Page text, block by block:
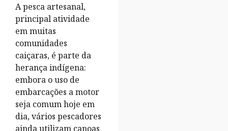
A pesca artesanal,
principal atividade
em muitas
comunidades
caiçaras, é parte da
herança indígena:
embora o uso de
embarcações a motor
seja comum hoje em
dia, vários pescadores
ainda utilizam canoas